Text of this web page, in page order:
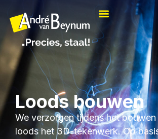
Loods bouwen
We verzorgen tijdens het bouwen
loods het 3D-tekenwerk. Op